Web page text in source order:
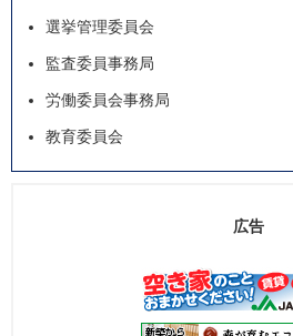
選挙管理委員会
監査委員事務局
労働委員会事務局
教育委員会
広告